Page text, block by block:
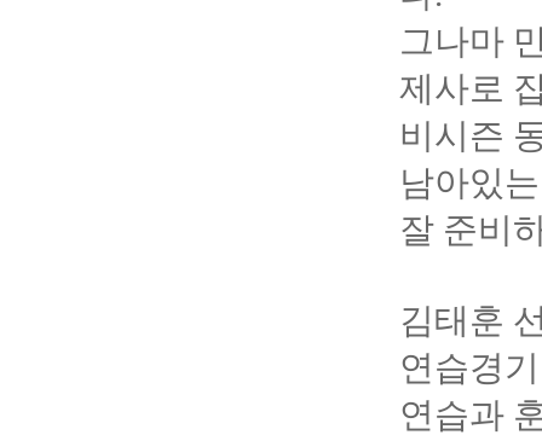
그나마
제사로
비시즌
남아있
잘 준비
김태훈
연습경
연습과